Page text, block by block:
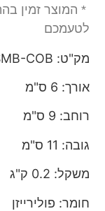
* המוצר זמין
לטעמכם
מק"ט: SMB-COB
אורך: 6 ס"מ
רוחב: 9 ס"מ
גובה: 11 ס"מ
משקל: 0.2 ק"ג
חומר: פולירייזן